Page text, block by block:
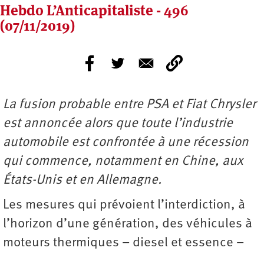
Hebdo L’Anticapitaliste - 496
(07/11/2019)
La fusion probable entre PSA et Fiat Chrysler
est annoncée alors que toute l’industrie
automobile est confrontée à une récession
qui commence, notamment en Chine, aux
États-Unis et en Allemagne.
Les mesures qui prévoient l’inter­diction, à
l’horizon d’une génération, des véhicules à
moteurs thermiques – diesel et essence –